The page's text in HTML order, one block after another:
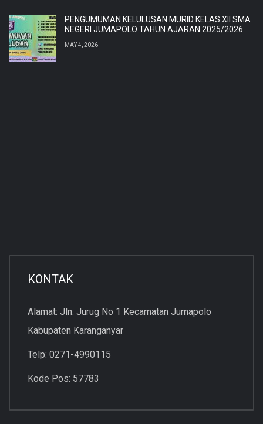
PENGUMUMAN KELULUSAN MURID KELAS XII SMA
NEGERI JUMAPOLO TAHUN AJARAN 2025/2026
MAY 4, 2026
KONTAK
Alamat: Jln. Jurug No 1 Kecamatan Jumapolo
Kabupaten Karanganyar
Telp: 0271-4990115
Kode Pos: 57783